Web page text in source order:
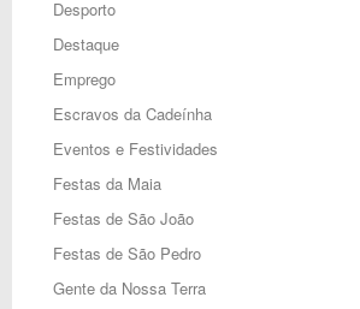
Desporto
Destaque
Emprego
Escravos da Cadeínha
Eventos e Festividades
Festas da Maia
Festas de São João
Festas de São Pedro
Gente da Nossa Terra